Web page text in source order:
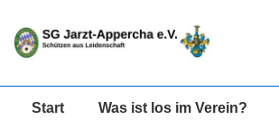
Zum
Inhalt
Hauptnavigation
Start Was ist los im Verein?